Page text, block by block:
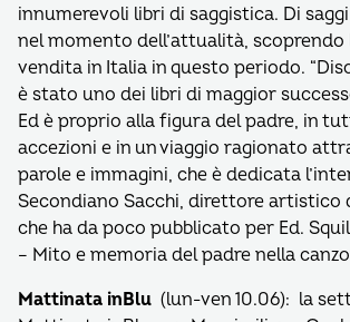
innumerevoli libri di saggistica. Di
nel momento dell’attualità, scoprendo
vendita in Italia in questo periodo.
è stato uno dei libri di maggior
Ed è proprio alla figura del padre, in
accezioni e in un viaggio ragionato
parole e immagini, che è dedicata
Secondiano Sacchi, direttore artistico
che ha da poco pubblicato per Ed.
– Mito e memoria del padre nella
Mattinata inBlu (lun-ven 10.06): la